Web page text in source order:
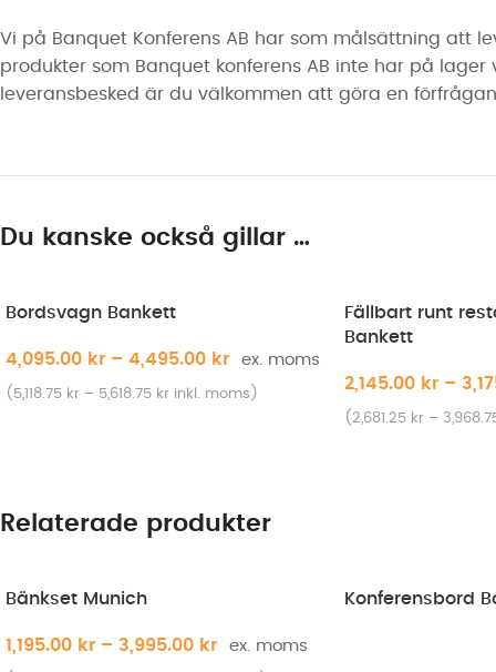
Vi på Banquet Konferens AB har som målsättning att
produkter som Banquet konferens AB inte har på
leveransbesked är du välkommen att göra en
Du kanske också gillar …
Bordsvagn Bankett
4,095.00 kr – 4,495.00 kr
( 5,118.75 kr – 5,618.75 kr inkl. moms)
Fällbart runt
Bankett
2,145.00 kr –
(2,681.25 kr –
Relaterade produkter
Bänkset Munich
1,195.00 kr – 3,995.00 kr
Konferensbord